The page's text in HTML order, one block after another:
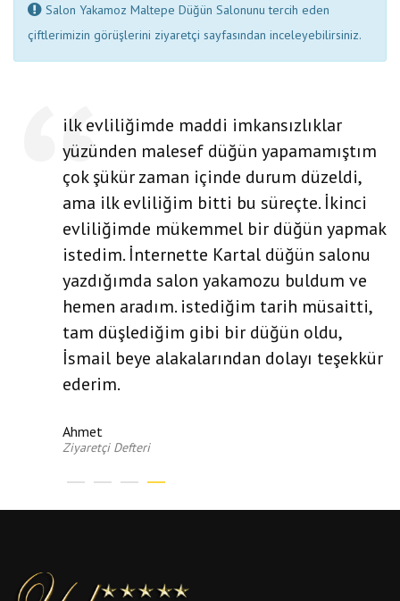
Salon Yakamoz Maltepe Düğün Salonunu tercih eden
çiftlerimizin görüşlerini ziyaretçi sayfasından inceleyebilirsiniz.
ilk evliliğimde maddi imkansızlıklar
yüzünden malesef düğün yapamamıştım
çok şükür zaman içinde durum düzeldi,
ama ilk evliliğim bitti bu süreçte. İkinci
evliliğimde mükemmel bir düğün yapmak
istedim. İnternette Kartal düğün salonu
yazdığımda salon yakamozu buldum ve
hemen aradım. istediğim tarih müsaitti,
tam düşlediğim gibi bir düğün oldu,
İsmail beye alakalarından dolayı teşekkür
ederim.
Ahmet
Ziyaretçi Defteri